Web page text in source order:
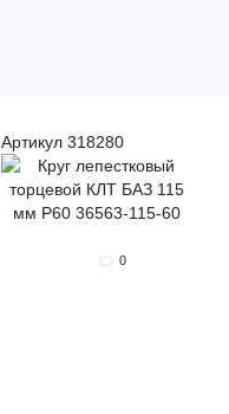
Артикул 318280
0